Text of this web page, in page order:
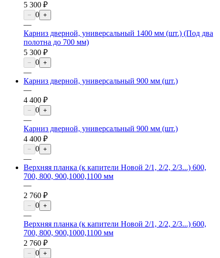
5 300 ₽
− 0 +
—
Карниз дверной, универсальный 1400 мм (шт.) (Под два
полотна до 700 мм)
5 300 ₽
− 0 +
—
Карниз дверной, универсальный 900 мм (шт.)
—
4 400 ₽
− 0 +
—
Карниз дверной, универсальный 900 мм (шт.)
4 400 ₽
− 0 +
—
Верхняя планка (к капители Новой 2/1, 2/2, 2/3...) 600,
700, 800, 900,1000,1100 мм
—
2 760 ₽
− 0 +
—
Верхняя планка (к капители Новой 2/1, 2/2, 2/3...) 600,
700, 800, 900,1000,1100 мм
2 760 ₽
− 0 +